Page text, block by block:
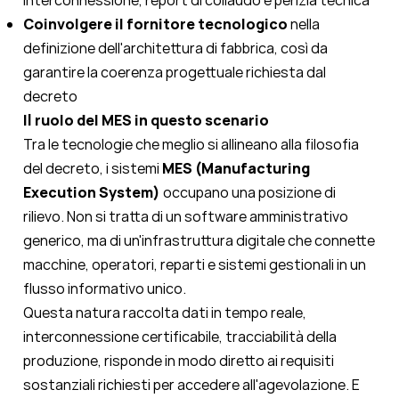
Coinvolgere il fornitore tecnologiconella
definizione dell'architettura di fabbrica, così da
garantire la coerenza progettuale richiesta dal
decreto
Il ruolo del MES in questo scenario
Tra le tecnologie che meglio si allineano alla filosofia
del decreto, i sistemi MES (Manufacturing
Execution System) occupano una posizione di
rilievo. Non si tratta di un software amministrativo
generico, ma di un'infrastruttura digitale che connette
macchine, operatori, reparti e sistemi gestionali in un
flusso informativo unico.
Questa natura raccolta dati in tempo reale,
interconnessione certificabile, tracciabilità della
produzione, risponde in modo diretto ai requisiti
sostanziali richiesti per accedere all'agevolazione. E